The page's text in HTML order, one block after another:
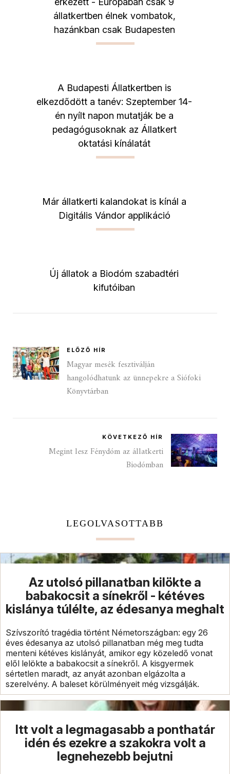
állatkertben élnek vombatok,
hazánkban csak Budapesten
A Budapesti Állatkertben is
elkezdődött a tanév: Szeptember 14-
én nyílt napon mutatják be a
pedagógusoknak az Állatkert
oktatási kínálatát
Már állatkerti kalandokat is kínál a
Digitális Vándor applikáció
Új állatok a Biodóm szabadtéri
kifutóiban
ELŐZŐ HÍR
Magyar mesék fesztiválján
hangolódhatunk az ünnepekre a Siófoki
Könyvtárban
KÖVETKEZŐ HÍR
Megint lesz Fénydóm az állatkerti
Biodómban
LEGOLVASOTTABB
Az utolsó pillanatban kilökte a
babakocsit a sínekről - kétéves
kislánya túlélte, az édesanya meghalt
Szívszorító tragédia történt Németországban: egy 26
éves édesanya az utolsó pillanatban még meg tudta
menteni kétéves kislányát, amikor egy közeledő vonat
elől lelökte a babakocsit a sínekről. A kisgyermek
sértetlen maradt, az anyát azonban elgázolta a
szerelvény. A baleset körülményeit még vizsgálják.
Itt volt a legmagasabb a ponthatár
idén és ezekre a szakokra volt a
legnehezebb bejutni